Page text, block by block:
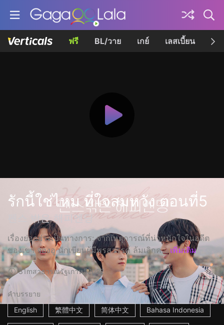
ฟรี BL/วาย เกย์ เลสเบี้ยน เค
รักนี้ใช่ไหม ที่ใจสมหวัง ตอนที่5
펜스 밖은 해피엔딩
เรื่องย่ออย่างเป็นทางการ: จากเหตุการณ์ที่น่าหนักใจในอดีต
ของเขา จองอู นักเขียนผู้มีพรสวรรค์ ล้มเลิกค... เพิ่มเติม
31mสาธารณรัฐเกาหลี2022
คำบรรยาย
English
繁體中文 简体中文 Bahasa Indonesia